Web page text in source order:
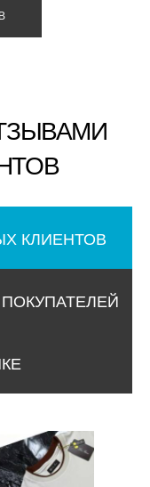
КЛИЕНТОВ